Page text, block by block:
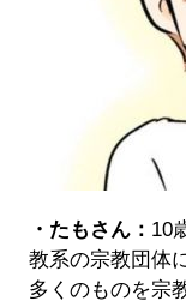
・たもさん： 10
教系の宗教団体
多くのものを宗